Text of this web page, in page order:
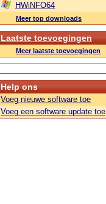
HWiNFO64
Meer top downloads
Laatste toevoegingen
Meer laatste toevoegingen
Help ons
Voeg nieuwe software toe
Voeg een software update toe